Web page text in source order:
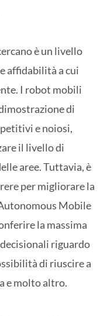
è un livello
affidabilità a cui
I robot mobili
di
e noiosi,
il livello di
aree. Tuttavia, è
per migliorare la
Mobile
la massima
riguardo
di riuscire a
e molto altro.